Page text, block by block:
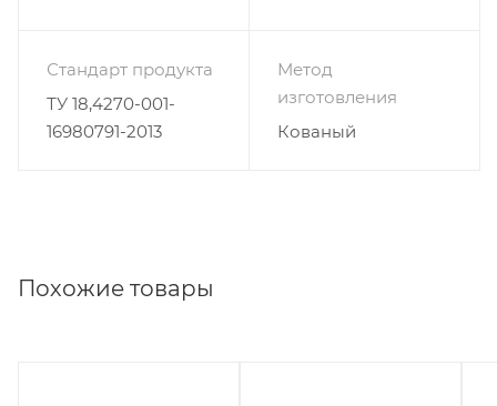
Стандарт продукта
ТУ 18,4270-001-
16980791-2013
Метод
изготовления
Кованый
Похожие товары